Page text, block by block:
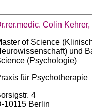
Colin Kehrer,
of Science
und
(Psychologie)
für Psychotherapie
4
10115 Berlin